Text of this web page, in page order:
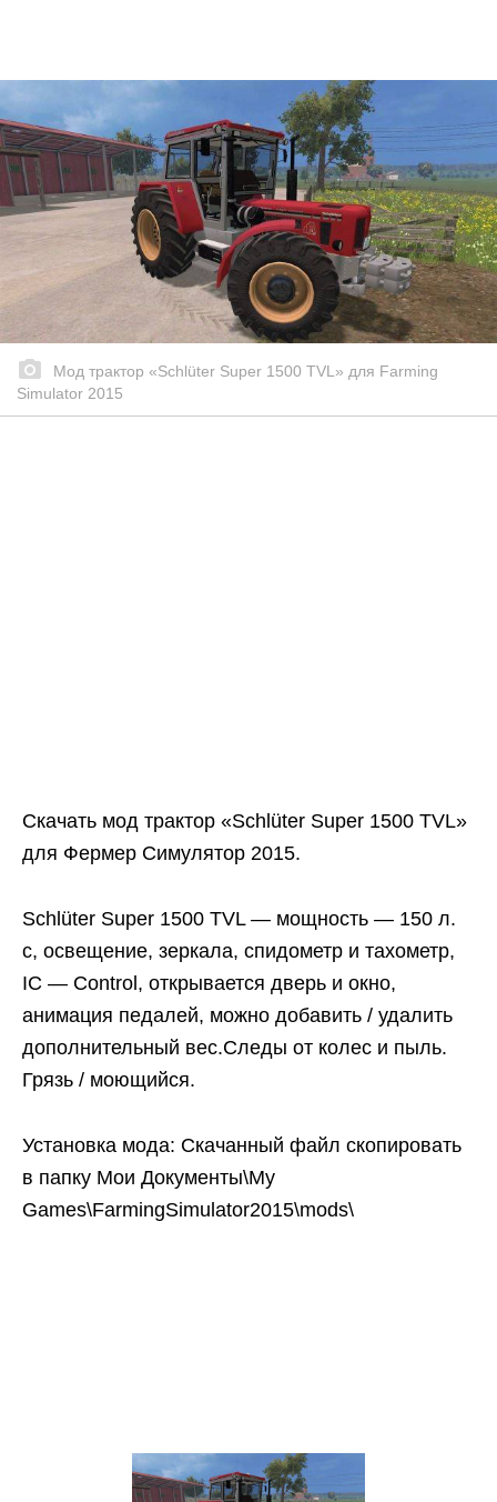
Мод трактор «Schlüter Super 1500 TVL» для Farming
Simulator 2015
Скачать мод трактор «Schlüter Super 1500 TVL»
для Фермер Симулятор 2015.
Schlüter Super 1500 TVL — мощность — 150 л.
с, освещение, зеркала, спидометр и тахометр,
IC — Control, открывается дверь и окно,
анимация педалей, можно добавить / удалить
дополнительный вес.Следы от колес и пыль.
Грязь / моющийся.
Установка мода: Скачанный файл скопировать
в папку Мои Документы\My
Games\FarmingSimulator2015\mods\